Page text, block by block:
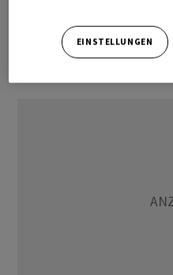
integrierte Systeme für
Sicherheits- und
EINSTELLUNGEN